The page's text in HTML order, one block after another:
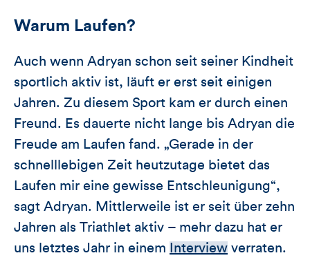
Warum Laufen?
Auch wenn Adryan schon seit seiner Kindheit
sportlich aktiv ist, läuft er erst seit einigen
Jahren. Zu diesem Sport kam er durch einen
Freund. Es dauerte nicht lange bis Adryan die
Freude am Laufen fand. „Gerade in der
schnelllebigen Zeit heutzutage bietet das
Laufen mir eine gewisse Entschleunigung“,
sagt Adryan. Mittlerweile ist er seit über zehn
Jahren als Triathlet aktiv – mehr dazu hat er
uns letztes Jahr in einem
Interview verraten.